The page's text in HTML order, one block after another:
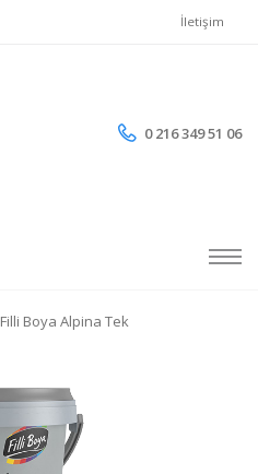
İletişim
0 216 349 51 06
Filli Boya Alpina Tek